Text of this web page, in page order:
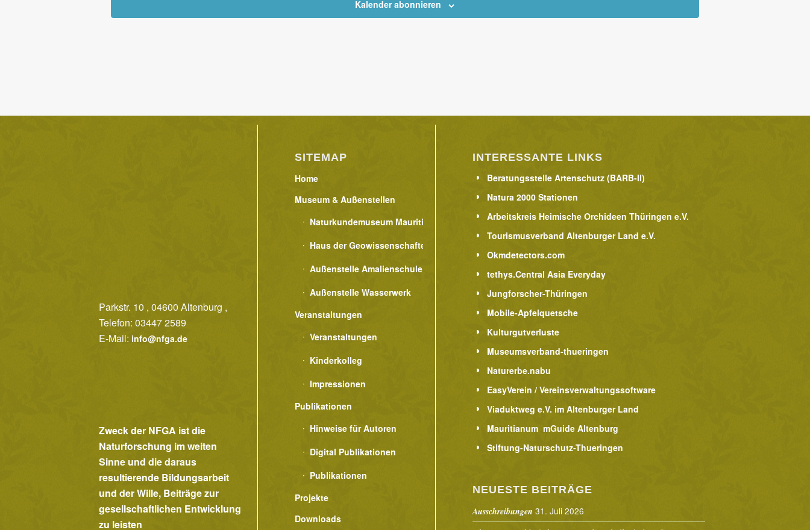
Kalender abonnieren
Parkstr. 10 , 04600 Altenburg ,
Telefon: 03447 2589
E-Mail: info@nfga.de
Zweck der NFGA ist die
Naturforschung im weiten
Sinne und die daraus
resultierende Bildungsarbeit
und der Wille, Beiträge zur
gesellschaftlichen Entwicklung
zu leisten
SITEMAP
Home
Museum & Außenstellen
Naturkundemuseum Mauritianum
Haus der Geowissenschaften
Außenstelle Amalienschule
Außenstelle Wasserwerk
Veranstaltungen
Veranstaltungen
Kinderkolleg
Impressionen
Publikationen
Hinweise für Autoren
Digital Publikationen
Publikationen
Projekte
Downloads
INTERESSANTE LINKS
Beratungsstelle Artenschutz (BARB-II)
Natura 2000 Stationen
Arbeitskreis Heimische Orchideen Thüringen e.V.
Tourismusverband Altenburger Land e.V.
Okmdetectors.com
tethys.Central Asia Everyday
Jungforscher-Thüringen
Mobile-Apfelquetsche
Kulturgutverluste
Museumsverband-thueringen
Naturerbe.nabu
EasyVerein / Vereinsverwaltungssoftware
Viaduktweg e.V. im Altenburger Land
Mauritianum mGuide Altenburg
Stiftung-Naturschutz-Thueringen
NEUESTE BEITRÄGE
Ausschreibungen 31. Juli 2026